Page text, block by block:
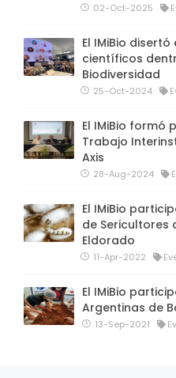
02-Oct-2025
El IMiBio
científicos
Biodiversidad
25-Oct-2024
El IMiBio formó
Trabajo
Axis
28-Aug-2024
El IMiBio
de Sericultores
Eldorado
11-Apr-2022
El IMiBio
Argentinas de
13-Sep-2021